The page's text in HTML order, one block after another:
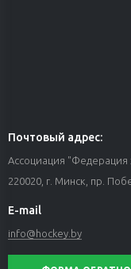
Почтовый адрес:
Ассоциация "Федерация
220020, г. Минск, пр.
E-mail
info@hockey.by